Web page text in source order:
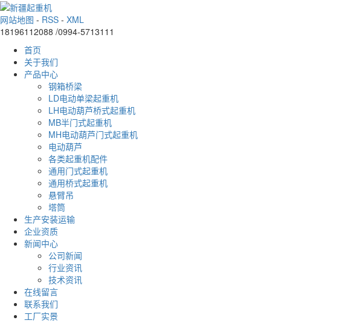
网站地图 - RSS - XML
18196112088 /0994-5713111
首页
关于我们
产品中心
钢箱桥梁
LD电动单梁起重机
LH电动葫芦桥式起重机
MB半门式起重机
MH电动葫芦门式起重机
电动葫芦
各类起重机配件
通用门式起重机
通用桥式起重机
悬臂吊
塔筒
生产安装运输
企业资质
新闻中心
公司新闻
行业资讯
技术资讯
在线留言
联系我们
工厂实景